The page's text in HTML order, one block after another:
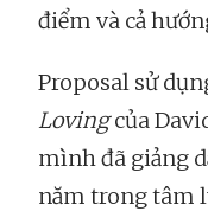
điểm và cả
Proposal sử
Lovingcủa
mình đã giảng
năm trong tâm